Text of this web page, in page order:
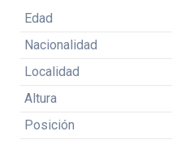
Edad
Nacionalidad
Localidad
Altura
Posición